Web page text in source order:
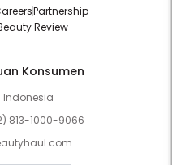
Partnership
Review
Konsumen
Indonesia
813-1000-9066